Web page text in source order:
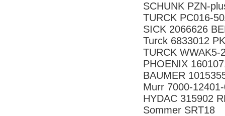
SCHUNK PZN-
TURCK PC016-
SICK 2066626
Turck 6833012
TURCK WWAK5-
PHOENIX
BAUMER
Murr 7000-
HYDAC 315902
Sommer SRT18